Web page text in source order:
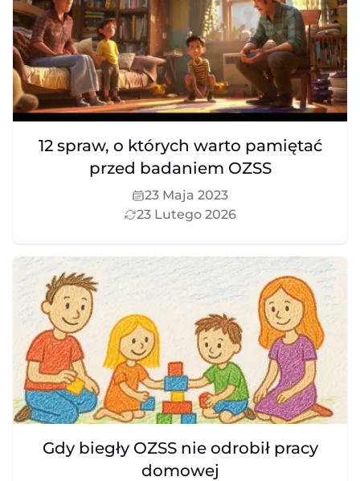
12 spraw, o których warto pamiętać
przed badaniem OZSS
23 Maja 2023
23 Lutego 2026
Gdy biegły OZSS nie odrobił pracy
domowej